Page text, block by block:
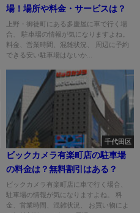
場！場所や料金・サービスは？
上野・御徒町にある多慶屋に車で行く場
合、 駐車場の情報が気になりますよね。
料金、営業時間、混雑状況、 周辺に予約
できる安い駐車場はないか...
千代田区
ビックカメラ有楽町店の駐車場
の料金は？無料割引はある？
ビックカメラ有楽町店に車で行く場合、
駐車場の情報が気になりますよね。 料
金、営業時間、混雑状況、 お買い物によ